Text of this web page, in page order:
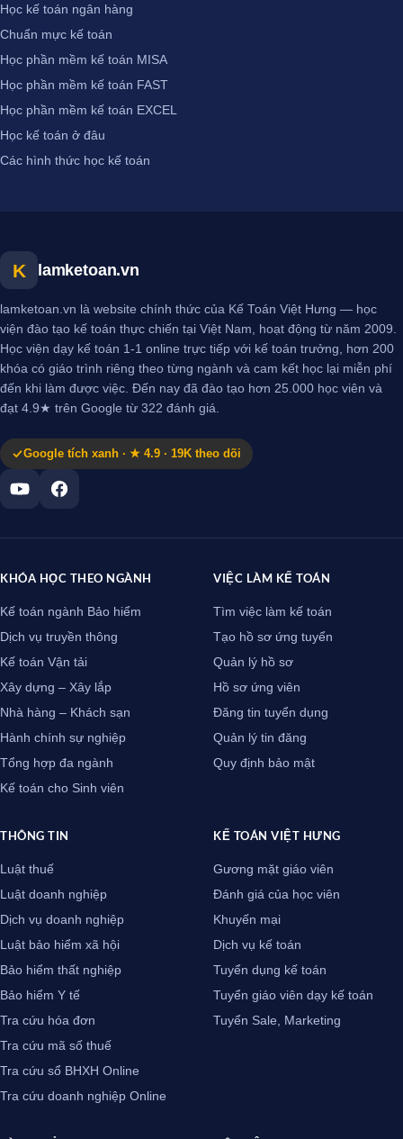
Học kế toán ngân hàng
Chuẩn mực kế toán
Học phần mềm kế toán MISA
Học phần mềm kế toán FAST
Học phần mềm kế toán EXCEL
Học kế toán ở đâu
Các hình thức học kế toán
K lamketoan.vn
lamketoan.vn là website chính thức của Kế Toán Việt Hưng — học
viện đào tạo kế toán thực chiến tại Việt Nam, hoạt động từ năm 2009.
Học viện dạy kế toán 1-1 online trực tiếp với kế toán trưởng, hơn 200
khóa có giáo trình riêng theo từng ngành và cam kết học lại miễn phí
đến khi làm được việc. Đến nay đã đào tạo hơn 25.000 học viên và
đạt 4.9★ trên Google từ 322 đánh giá.
Google tích xanh · ★ 4.9 · 19K theo dõi
KHÓA HỌC THEO NGÀNH
Kế toán ngành Bảo hiểm
Dịch vụ truyền thông
Kế toán Vận tải
Xây dựng – Xây lắp
Nhà hàng – Khách sạn
Hành chính sự nghiệp
Tổng hợp đa ngành
Kế toán cho Sinh viên
VIỆC LÀM KẾ TOÁN
Tìm việc làm kế toán
Tạo hồ sơ ứng tuyển
Quản lý hồ sơ
Hồ sơ ứng viên
Đăng tin tuyển dụng
Quản lý tin đăng
Quy định bảo mật
THÔNG TIN
Luật thuế
Luật doanh nghiệp
Dịch vụ doanh nghiệp
Luật bảo hiểm xã hội
Bảo hiểm thất nghiệp
Bảo hiểm Y tế
Tra cứu hóa đơn
Tra cứu mã số thuế
Tra cứu sổ BHXH Online
Tra cứu doanh nghiệp Online
KẾ TOÁN VIỆT HƯNG
Gương mặt giáo viên
Đánh giá của học viên
Khuyến mại
Dịch vụ kế toán
Tuyển dụng kế toán
Tuyển giáo viên dạy kế toán
Tuyển Sale, Marketing